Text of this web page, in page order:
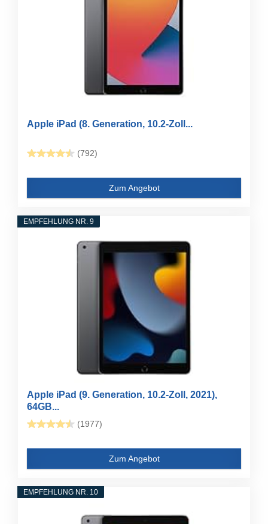
Apple iPad (8. Generation, 10.2-Zoll...
(792)
Zum Angebot
EMPFEHLUNG NR. 9
Apple iPad (9. Generation, 10.2-Zoll, 2021),
64GB...
(1977)
Zum Angebot
EMPFEHLUNG NR. 10